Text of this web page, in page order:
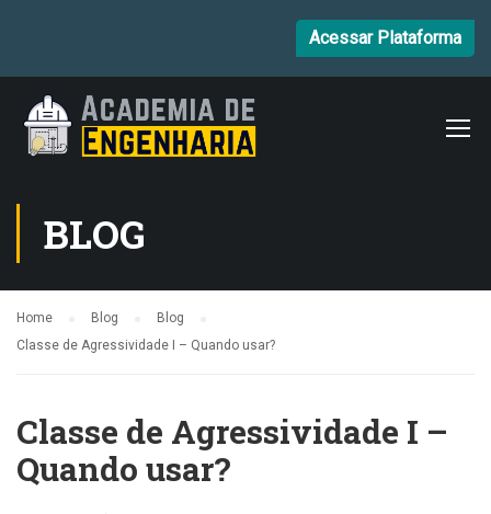
Acessar Plataforma
BLOG
Home Blog
Blog
Classe de Agressividade I – Quando usar?
Classe de Agressividade I –
Quando usar?